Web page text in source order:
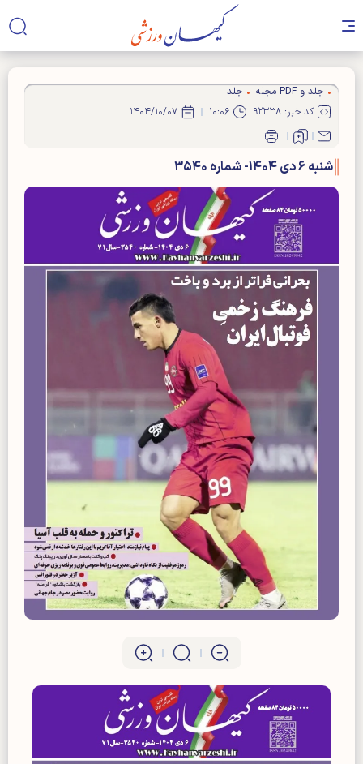
جلد و PDF مجله
جلد
کد خبر: ۹۲۳۳۸
۱۰:۰۶ ۱۴۰۴/۱۰/۰۷
شنبه ۶ دی ۱۴۰۴- شماره ۳۵۴۰